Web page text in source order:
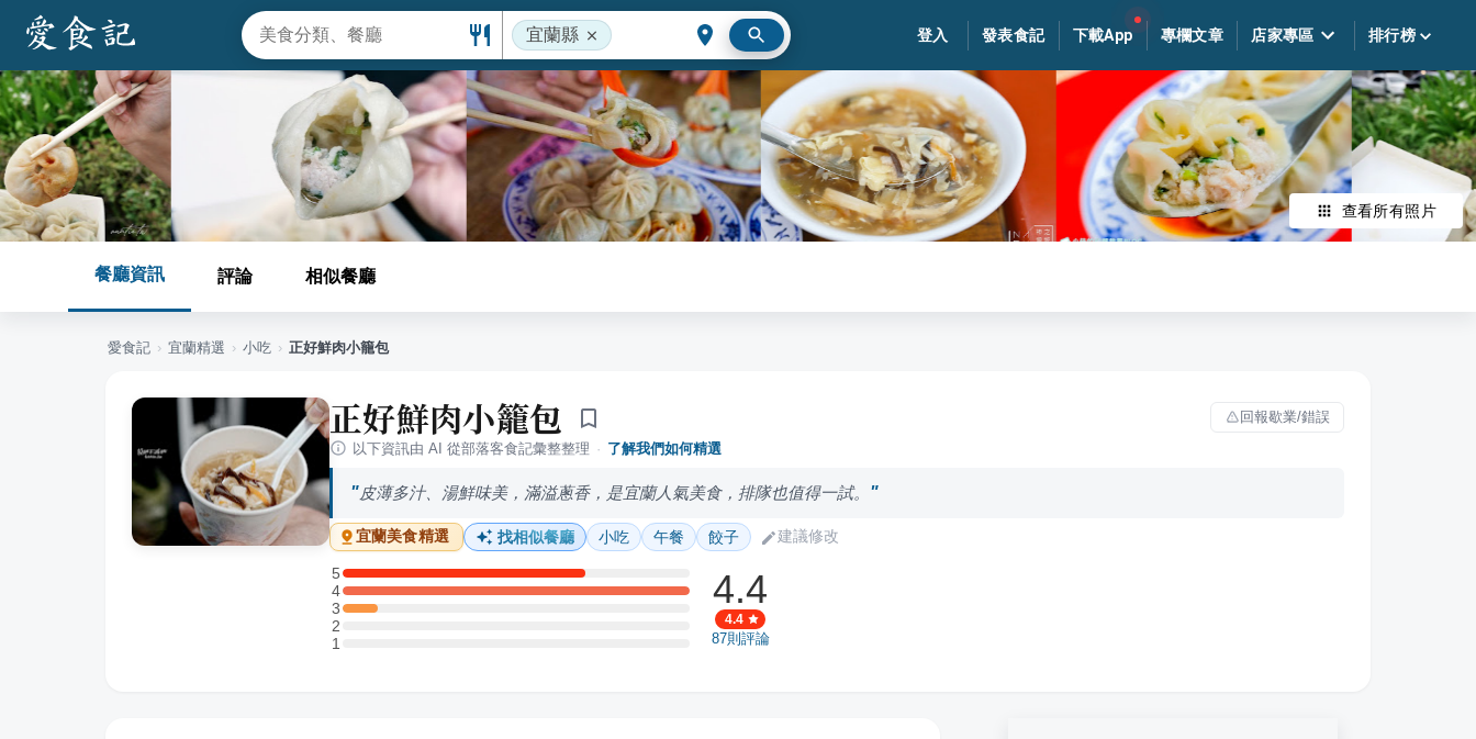
宜蘭縣 登入 發表食記 下載App 專欄文章 店家專區 排行榜
查看所有照片
餐廳資訊 評論 相似餐廳
愛食記 › 宜蘭精選 › 小吃 › 正好鮮肉小籠包
正好鮮肉小籠包
回報歇業/錯誤
以下資訊由 AI 從部落客食記彙整整理 · 了解我們如何精選
皮薄多汁、湯鮮味美，滿溢蔥香，是宜蘭人氣美食，排隊也值得一試。
宜蘭美食精選 找相似餐廳 小吃 午餐 餃子 建議修改
5
5 星：7 則評論
4
4 星：10 則評論
3
3 星：1 則評論
2
2 星：0 則評論
11 星：0 則評論
4.4
4.4
87則評論